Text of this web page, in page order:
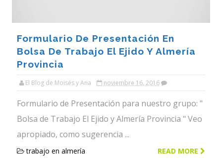
Formulario De Presentación En
Bolsa De Trabajo El Ejido Y Almería
Provincia
El Blog de Moisés y Ana noviembre 16, 2016
Formulario de Presentación para nuestro grupo: "
Bolsa de Trabajo El Ejido y Almería Provincia " Veo
apropiado, como sugerencia ...
READ MORE
trabajo en almería